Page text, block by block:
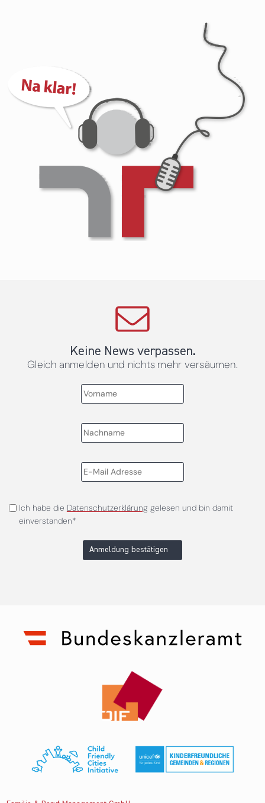
Keine News verpassen.
Gleich anmelden und nichts mehr versäumen.
Ich habe die Datenschutzerklärunggelesen und bin damit
einverstanden*
Anmeldung bestätigen